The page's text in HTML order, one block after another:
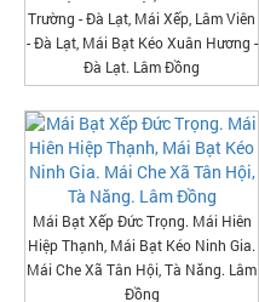
Trường - Đà Lạt, Mái Xếp, Lâm Viên
- Đà Lạt, Mái Bạt Kéo Xuân Hương -
Đà Lạt. Lâm Đồng
Mái Bạt Xếp Đức Trọng. Mái Hiên
Hiệp Thạnh, Mái Bạt Kéo Ninh Gia.
Mái Che Xã Tân Hội, Tà Năng. Lâm
Đồng